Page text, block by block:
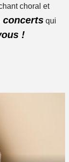
choral et
concerts qui
!